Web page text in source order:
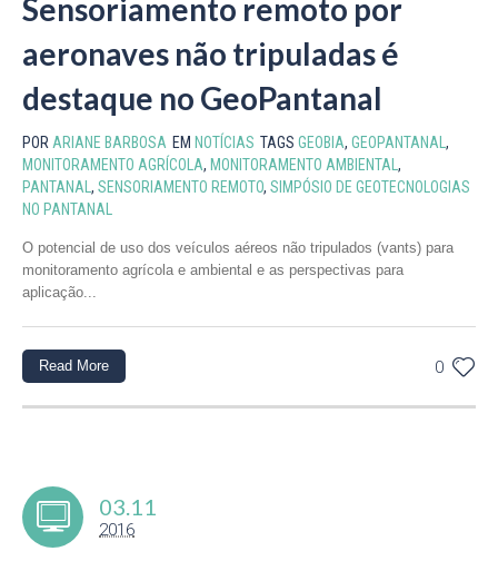
Sensoriamento remoto por
aeronaves não tripuladas é
destaque no GeoPantanal
POR ARIANE BARBOSA EM NOTÍCIAS TAGS GEOBIA, GEOPANTANAL ,
MONITORAMENTO AGRÍCOLA, MONITORAMENTO AMBIENTAL ,
PANTANAL , SENSORIAMENTO REMOTO, SIMPÓSIO DE GEOTECNOLOGIAS
NO PANTANAL
O potencial de uso dos veículos aéreos não tripulados (vants) para
monitoramento agrícola e ambiental e as perspectivas para
aplicação...
0
Read More
03.11
2016